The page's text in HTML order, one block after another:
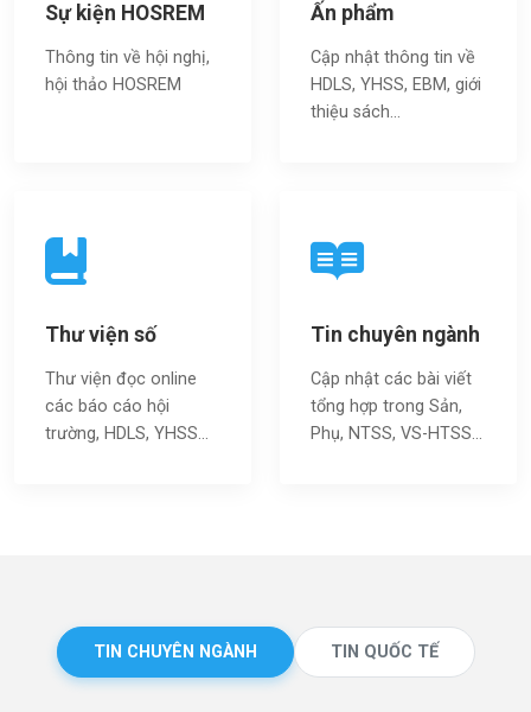
Sự kiện HOSREM
Thông tin về hội nghị,
hội thảo HOSREM
Ấn phẩm
Cập nhật thông tin về
HDLS, YHSS, EBM, giới
thiệu sách…
Thư viện số
Thư viện đọc online
các báo cáo hội
trường, HDLS, YHSS…
Tin chuyên ngành
Cập nhật các bài viết
tổng hợp trong Sản,
Phụ, NTSS, VS-HTSS...
TIN CHUYÊN NGÀNH TIN QUỐC TẾ